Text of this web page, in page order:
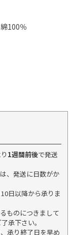
100％
1週間前後で発送
、発送に日数がか
日以降から承りま
ものにつきまして
承下さい。
承り終了日を早め